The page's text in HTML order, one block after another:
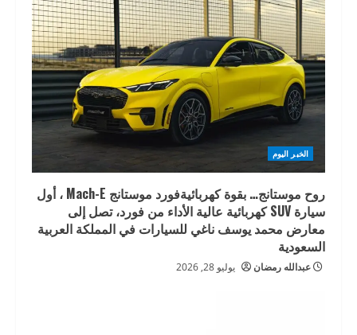
الخبر اليوم
روح موستانج… بقوة كهربائيةفورد موستانج Mach-E ، أول
سيارة SUV كهربائية عالية الأداء من فورد، تصل إلى
معارض محمد يوسف ناغي للسيارات في المملكة العربية
السعودية
عبدالله رمضان يوليو 28, 2026